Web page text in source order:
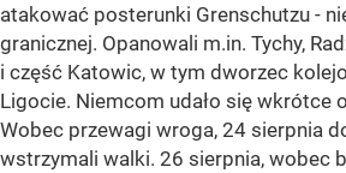
atakować posterunki Grenschutzu -
granicznej. Opanowali m.in. Tychy,
i część Katowic, w tym dworzec
Ligocie. Niemcom udało się wkrótce
Wobec przewagi wroga, 24 sierpnia
wstrzymali walki. 26 sierpnia, wobec